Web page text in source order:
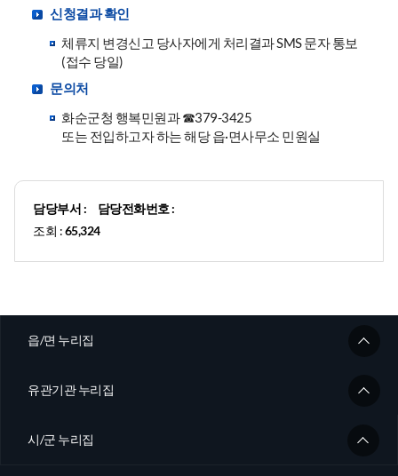
신청결과 확인
체류지 변경신고 당사자에게 처리결과 SMS 문자 통보
(접수 당일)
문의처
화순군청 행복민원과 ☎379-3425
또는 전입하고자 하는 해당 읍·면사무소 민원실
담당부서 :
담당전화번호 :
조회 :65,324
읍/면 누리집
유관기관 누리집
시/군 누리집